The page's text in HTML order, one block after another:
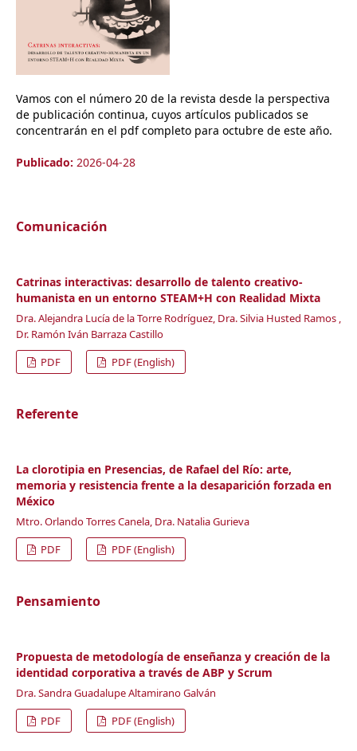
Vamos con el número 20 de la revista desde la perspectiva
de publicación continua, cuyos artículos publicados se
concentrarán en el pdf completo para octubre de este año.
Publicado: 2026-04-28
Comunicación
Catrinas interactivas: desarrollo de talento creativo-
humanista en un entorno STEAM+H con Realidad Mixta
Dra. Alejandra Lucía de la Torre Rodríguez, Dra. Silvia Husted Ramos ,
Dr. Ramón Iván Barraza Castillo
PDF
PDF (English)
Referente
La clorotipia en Presencias, de Rafael del Río: arte,
memoria y resistencia frente a la desaparición forzada en
México
Mtro. Orlando Torres Canela, Dra. Natalia Gurieva
PDF
PDF (English)
Pensamiento
Propuesta de metodología de enseñanza y creación de la
identidad corporativa a través de ABP y Scrum
Dra. Sandra Guadalupe Altamirano Galván
PDF
PDF (English)